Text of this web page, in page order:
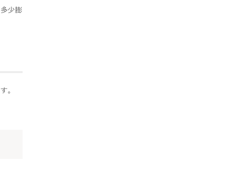
少膨
。